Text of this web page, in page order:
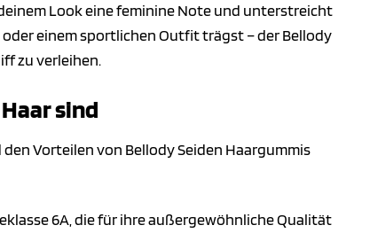
Look eine feminine Note und unterstreicht
einem sportlichen Outfit trägst – der Bellody
zu verleihen.
sind
Vorteilen von Bellody Seiden Haargummis
6A, die für ihre außergewöhnliche Qualität